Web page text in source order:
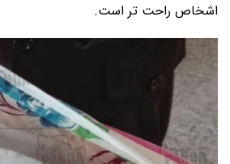
اشخاص راحت تر است.